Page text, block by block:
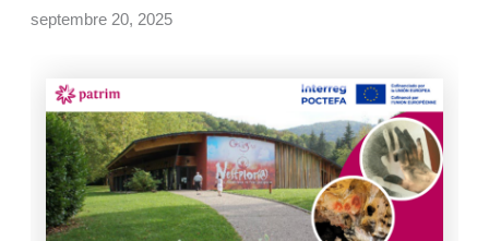
septembre 20, 2025